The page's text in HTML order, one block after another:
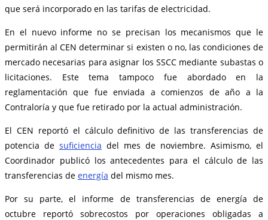
que será incorporado en las tarifas de electricidad.
En el nuevo informe no se precisan los mecanismos que le
permitirán al CEN determinar si existen o no, las condiciones de
mercado necesarias para asignar los SSCC mediante subastas o
licitaciones. Este tema tampoco fue abordado en la
reglamentación que fue enviada a comienzos de año a la
Contraloría y que fue retirado por la actual administración.
El CEN reportó el cálculo definitivo de las transferencias de
potencia de suficiencia del mes de noviembre. Asimismo, el
Coordinador publicó los antecedentes para el cálculo de las
transferencias de energía del mismo mes.
Por su parte, el informe de transferencias de energía de
octubre reportó sobrecostos por operaciones obligadas a